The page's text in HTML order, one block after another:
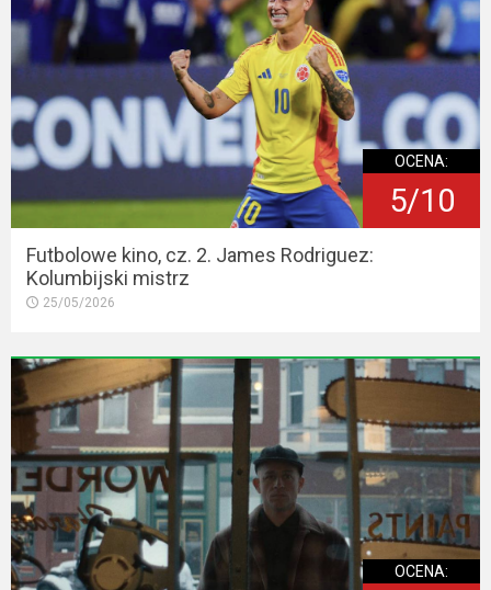
OCENA:
5/10
Futbolowe kino, cz. 2. James Rodriguez:
Kolumbijski mistrz
25/05/2026
OCENA: